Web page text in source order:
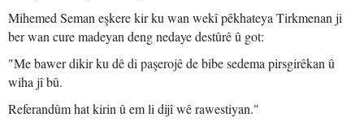
Mihemed Seman eşkere kir ku wan wekî pêkhateya Tirkmenan ji
ber wan cure madeyan deng nedaye destûrê û got:
"Me bawer dikir ku dê di paşerojê de bibe sedema pirsgirêkan û
wiha jî bû.
Referandûm hat kirin û em li dijî wê rawestiyan."